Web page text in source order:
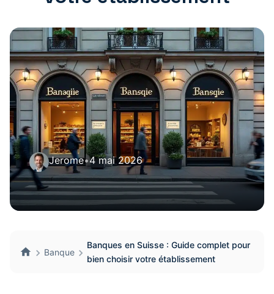
Jerome•4 mai 2026
Banque
Banques en Suisse : Guide complet pour
bien choisir votre établissement